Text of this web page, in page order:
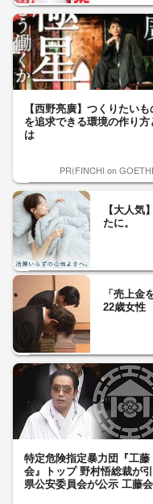
【西野亮廣】つくりたいも
を追求できる環境の作り方
は
PR(FINCHI on
【大人気
たに。
「売上
22歳女性
特定危険指定暴力団『工藤
会』トップ 野村悟総裁が
県公安委員会が公示 工藤